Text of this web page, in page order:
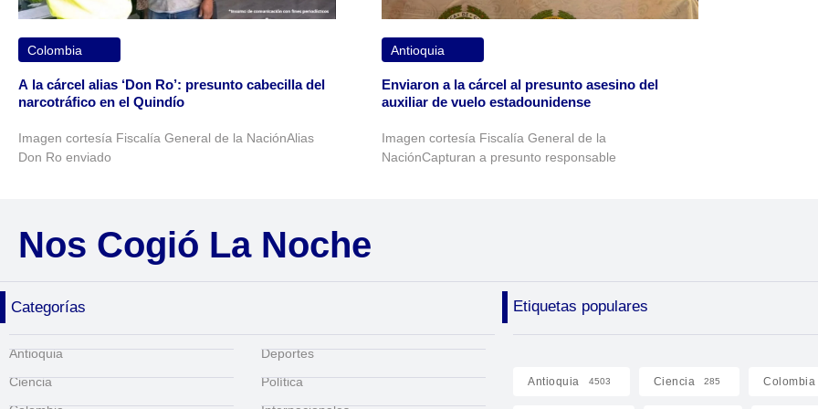
Colombia
A la cárcel alias ‘Don Ro’: presunto cabecilla del
narcotráfico en el Quindío
Imagen cortesía Fiscalía General de la NaciónAlias
Don Ro enviado
Antioquia
Enviaron a la cárcel al presunto asesino del
auxiliar de vuelo estadounidense
Imagen cortesía Fiscalía General de la
NaciónCapturan a presunto responsable
Nos Cogió La Noche
Categorías Etiquetas populares
Antioquia
Ciencia
Deportes
Política
Antioquia 4503 Ciencia 285 Colombia